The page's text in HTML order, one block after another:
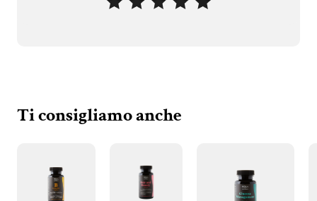
Ti consigliamo anche